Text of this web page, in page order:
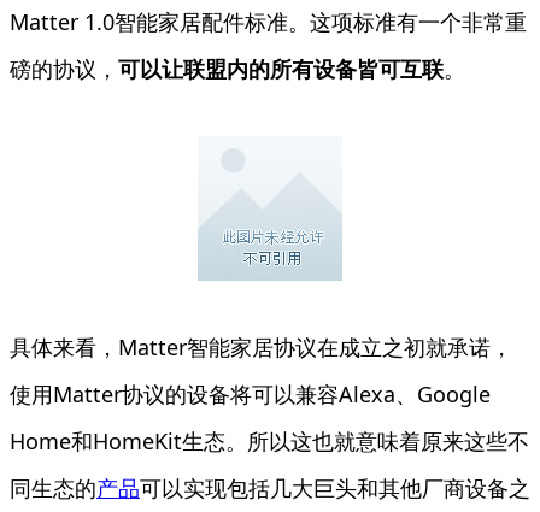
Matter 1.0智能家居配件标准。这项标准有一个非常重
磅的协议， 可以让联盟内的所有设备皆可互联。
具体来看，Matter智能家居协议在成立之初就承诺，
使用Matter协议的设备将可以兼容Alexa、Google
Home和HomeKit生态。所以这也就意味着原来这些不
同生态的产品可以实现包括几大巨头和其他厂商设备之